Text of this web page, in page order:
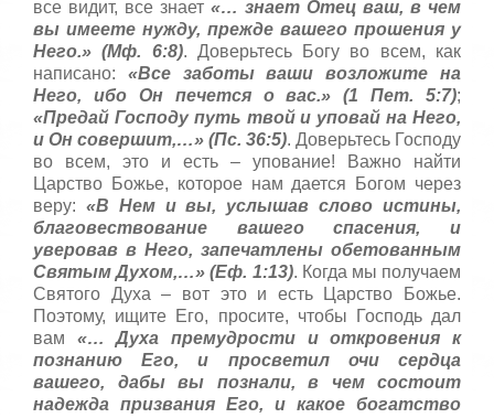
все видит, все знает «… знает Отец ваш, в чем
вы имеете нужду, прежде вашего прошения у
Него.» (Мф. 6:8). Доверьтесь Богу во всем, как
написано: «Все заботы ваши возложите на
Него, ибо Он печется о вас.» (1 Пет. 5:7);
«Предай Господу путь твой и уповай на Него,
и Он совершит,…» (Пс. 36:5). Доверьтесь Господу
во всем, это и есть – упование! Важно найти
Царство Божье, которое нам дается Богом через
веру: «В Нем и вы, услышав слово истины,
благовествование вашего спасения, и
уверовав в Него, запечатлены обетованным
Святым Духом,…» (Еф. 1:13). Когда мы получаем
Святого Духа – вот это и есть Царство Божье.
Поэтому, ищите Его, просите, чтобы Господь дал
вам «… Духа премудрости и откровения к
познанию Его, и просветил очи сердца
вашего, дабы вы познали, в чем состоит
надежда призвания Его, и какое богатство